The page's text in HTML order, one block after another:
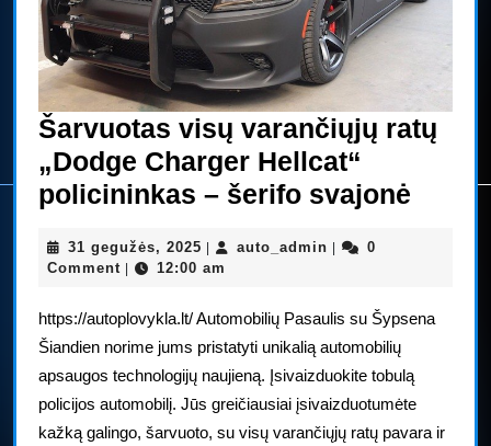
Šarvuotas visų varančiųjų ratų
„Dodge Charger Hellcat“
policininkas – šerifo svajonė
31 gegužės, 2025 31
gegužės,
auto_admin auto_admin
0
Comment
12:00 am
https://autoplovykla.lt/ Automobilių Pasaulis su Šypsena
Šiandien norime jums pristatyti unikalią automobilių
apsaugos technologijų naujieną. Įsivaizduokite tobulą
policijos automobilį. Jūs greičiausiai įsivaizduotumėte
kažką galingo, šarvuoto, su visų varančiųjų ratų pavara ir